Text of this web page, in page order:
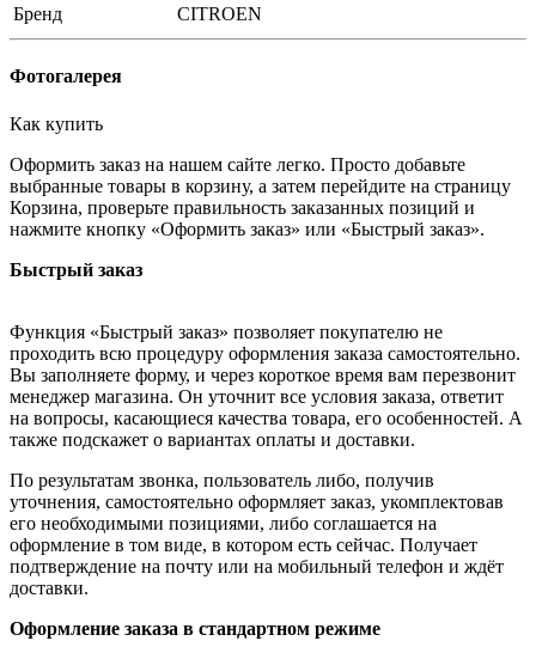
Бренд
CITROEN
Фотогалерея
Как купить
Оформить заказ на нашем сайте легко. Просто добавьте
выбранные товары в корзину, а затем перейдите на страницу
Корзина, проверьте правильность заказанных позиций и
нажмите кнопку «Оформить заказ» или «Быстрый заказ».
Быстрый заказ
Функция «Быстрый заказ» позволяет покупателю не
проходить всю процедуру оформления заказа самостоятельно.
Вы заполняете форму, и через короткое время вам перезвонит
менеджер магазина. Он уточнит все условия заказа, ответит
на вопросы, касающиеся качества товара, его особенностей. А
также подскажет о вариантах оплаты и доставки.
По результатам звонка, пользователь либо, получив
уточнения, самостоятельно оформляет заказ, укомплектовав
его необходимыми позициями, либо соглашается на
оформление в том виде, в котором есть сейчас. Получает
подтверждение на почту или на мобильный телефон и ждёт
доставки.
Оформление заказа в стандартном режиме